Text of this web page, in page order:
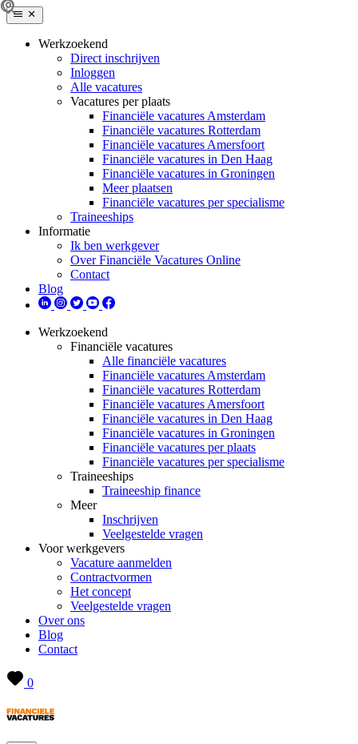
Werkzoekend
Direct inschrijven
Inloggen
Alle vacatures
Vacatures per plaats
Financiële vacatures Amsterdam
Financiële vacatures Rotterdam
Financiële vacatures Amersfoort
Financiële vacatures in Den Haag
Financiële vacatures in Groningen
Meer plaatsen
Financiële vacatures per specialisme
Traineeships
Informatie
Ik ben werkgever
Over Financiële Vacatures Online
Contact
Blog
Werkzoekend
Financiële vacatures
Alle financiële vacatures
Financiële vacatures Amsterdam
Financiële vacatures Rotterdam
Financiële vacatures Amersfoort
Financiële vacatures in Den Haag
Financiële vacatures in Groningen
Financiële vacatures per plaats
Financiële vacatures per specialisme
Traineeships
Traineeship finance
Meer
Inschrijven
Veelgestelde vragen
Voor werkgevers
Vacature aanmelden
Contractvormen
Het concept
Veelgestelde vragen
Over ons
Blog
Contact
0